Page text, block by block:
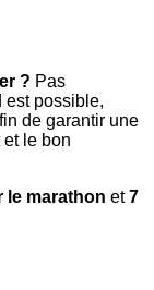
? Pas
est possible,
de garantir une
le bon
le marathon et7